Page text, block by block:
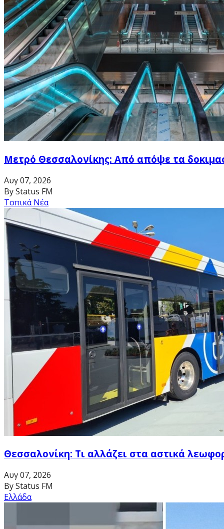
Μετρό Θεσσαλονίκης: Από απόψε τα
Αυγ 07, 2026
By Status FM
Τοπικά Νέα
Θεσσαλονίκη: Τι αλλάζει στα αστικά
Αυγ 07, 2026
By Status FM
Ελλάδα